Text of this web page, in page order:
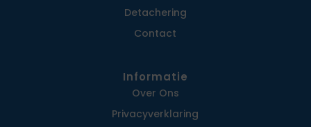
Detachering
Contact
Informatie
Over Ons
Privacy­verklaring